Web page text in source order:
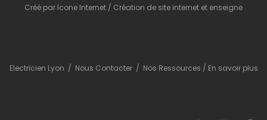
Créé par Icone Internet / Création de site internet et enseigne
Electricien Lyon / Nous Contacter/ Nos Ressources / En savoir plus